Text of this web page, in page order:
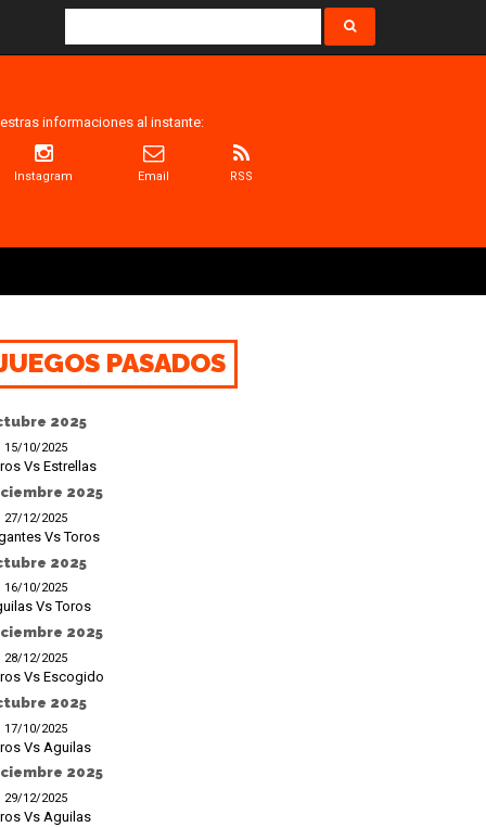
informaciones al instante:
Instagram Email RSS
PASADOS
2025
15/10/2025
Vs Estrellas
2025
27/12/2025
Vs Toros
2025
16/10/2025
Vs Toros
2025
28/12/2025
Vs Escogido
2025
17/10/2025
Vs Aguilas
2025
29/12/2025
Vs Aguilas